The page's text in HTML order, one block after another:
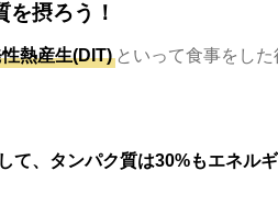
摂ろう！
熱産生(DIT) といって食事をし
て、タンパク質は30%もエネル